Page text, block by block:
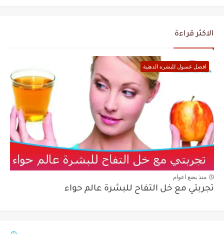
الاكثر قراءة
افضل غسول للبشره الدهنية
منذ بضع اعوام
تجربتي مع خل التفاح للبشرة عالم حواء